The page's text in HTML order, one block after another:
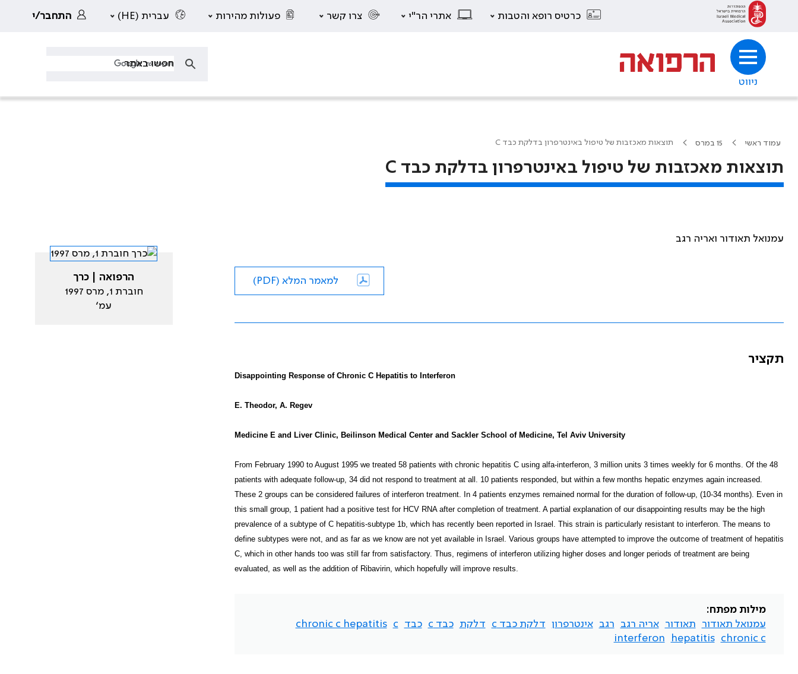
כרטיס רופא והטבות אתרי הר"י צרו קשר פעולות מהירות עברית (HE) התחבר/י
ניווט
עמוד ראשי 15 במרס תוצאות מאכזבות של טיפול באינטרפרון בדלקת כבד C
תוצאות מאכזבות של טיפול באינטרפרון בדלקת כבד C
עמנואל תאודור ואריה רגב
למאמר המלא (PDF)
תקציר
Disappointing Response of Chronic C Hepatitis to Interferon
E. Theodor, A. Regev
Medicine E and Liver Clinic, Beilinson Medical Center and Sackler School of Medicine, Tel Aviv University
From February 1990 to August 1995 we treated 58 patients with chronic hepatitis C using alfa-interferon, 3 million units 3 times weekly for 6 months. Of the 48
patients with adequate follow-up, 34 did not respond to treatment at all. 10 patients responded, but within a few months hepatic enzymes again increased.
These 2 groups can be considered failures of interferon treatment. In 4 patients enzymes remained normal for the duration of follow-up, (10-34 months). Even in
this small group, 1 patient had a positive test for HCV RNA after completion of treatment. A partial explanation of our disappointing results may be the high
prevalence of a subtype of C hepatitis-subtype 1b, which has recently been reported in Israel. This strain is particularly resistant to interferon. The means to
define subtypes were not, and as far as we know are not yet available in Israel. Various groups have attempted to improve the outcome of treatment of hepatitis
C, which in other hands too was still far from satisfactory. Thus, regimens of interferon utilizing higher doses and longer periods of treatment are being
evaluated, as well as the addition of Ribavirin, which hopefully will improve results.
מילות מפתח:
עמנואל תאודור
תאודור אריה רגב רגב אינטרפרון דלקת כבד c דלקת כבד c כבד c
chronic c hepatitis
chronic c
hepatitis
interferon
הרפואה | כרך
חוברת 1, מרס 1997
עמ׳